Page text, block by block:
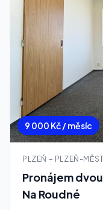
9 000 Kč / měsíc
PLZEŇ – PLZEŇ-
Pronájem
Na Roudné